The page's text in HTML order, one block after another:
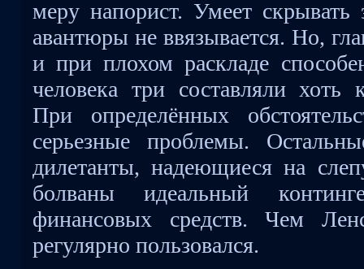
меру напорист. Умеет
авантюры не ввязывается. Но,
и при плохом раскладе
человека три составляли хоть
При определённых
серьезные проблемы.
дилетанты, надеющиеся на
болваны идеальный
финансовых средств. Чем
регулярно пользовался.